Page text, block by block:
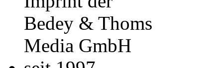
Bedey & Thoms
Media GmbH